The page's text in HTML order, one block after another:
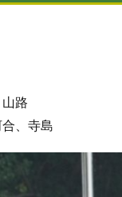
山路
合、寺島